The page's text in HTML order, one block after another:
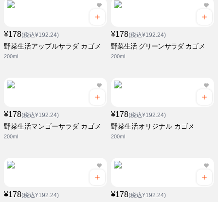
¥178(税込¥192.24)
野菜生活アップルサラダ カゴメ
200ml
¥178(税込¥192.24)
野菜生活 グリーンサラダ カゴメ
200ml
¥178(税込¥192.24)
野菜生活マンゴーサラダ カゴメ
200ml
¥178(税込¥192.24)
野菜生活オリジナル カゴメ
200ml
¥178(税込¥192.24) ¥178(税込¥192.24)